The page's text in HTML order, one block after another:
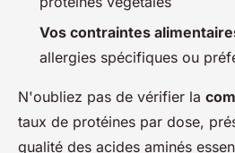
Vos contraintes
allergies spécifiques ou
N'oubliez pas de vérifier la
taux de protéines par dose,
qualité des acides aminés